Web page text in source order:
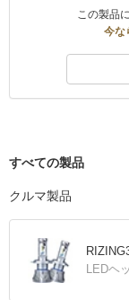
この製品
今な
すべての製品
クルマ製品
LEDヘ